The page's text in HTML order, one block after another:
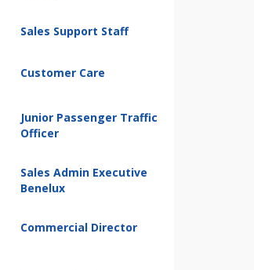
Sales Support Staff
Customer Care
Junior Passenger Traffic
Officer
Sales Admin Executive
Benelux
Commercial Director